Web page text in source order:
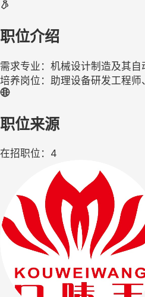
职位介绍
需求专业：机械设计制造及其
培养岗位：助理设备研发工程师
职位来源
在招职位：4